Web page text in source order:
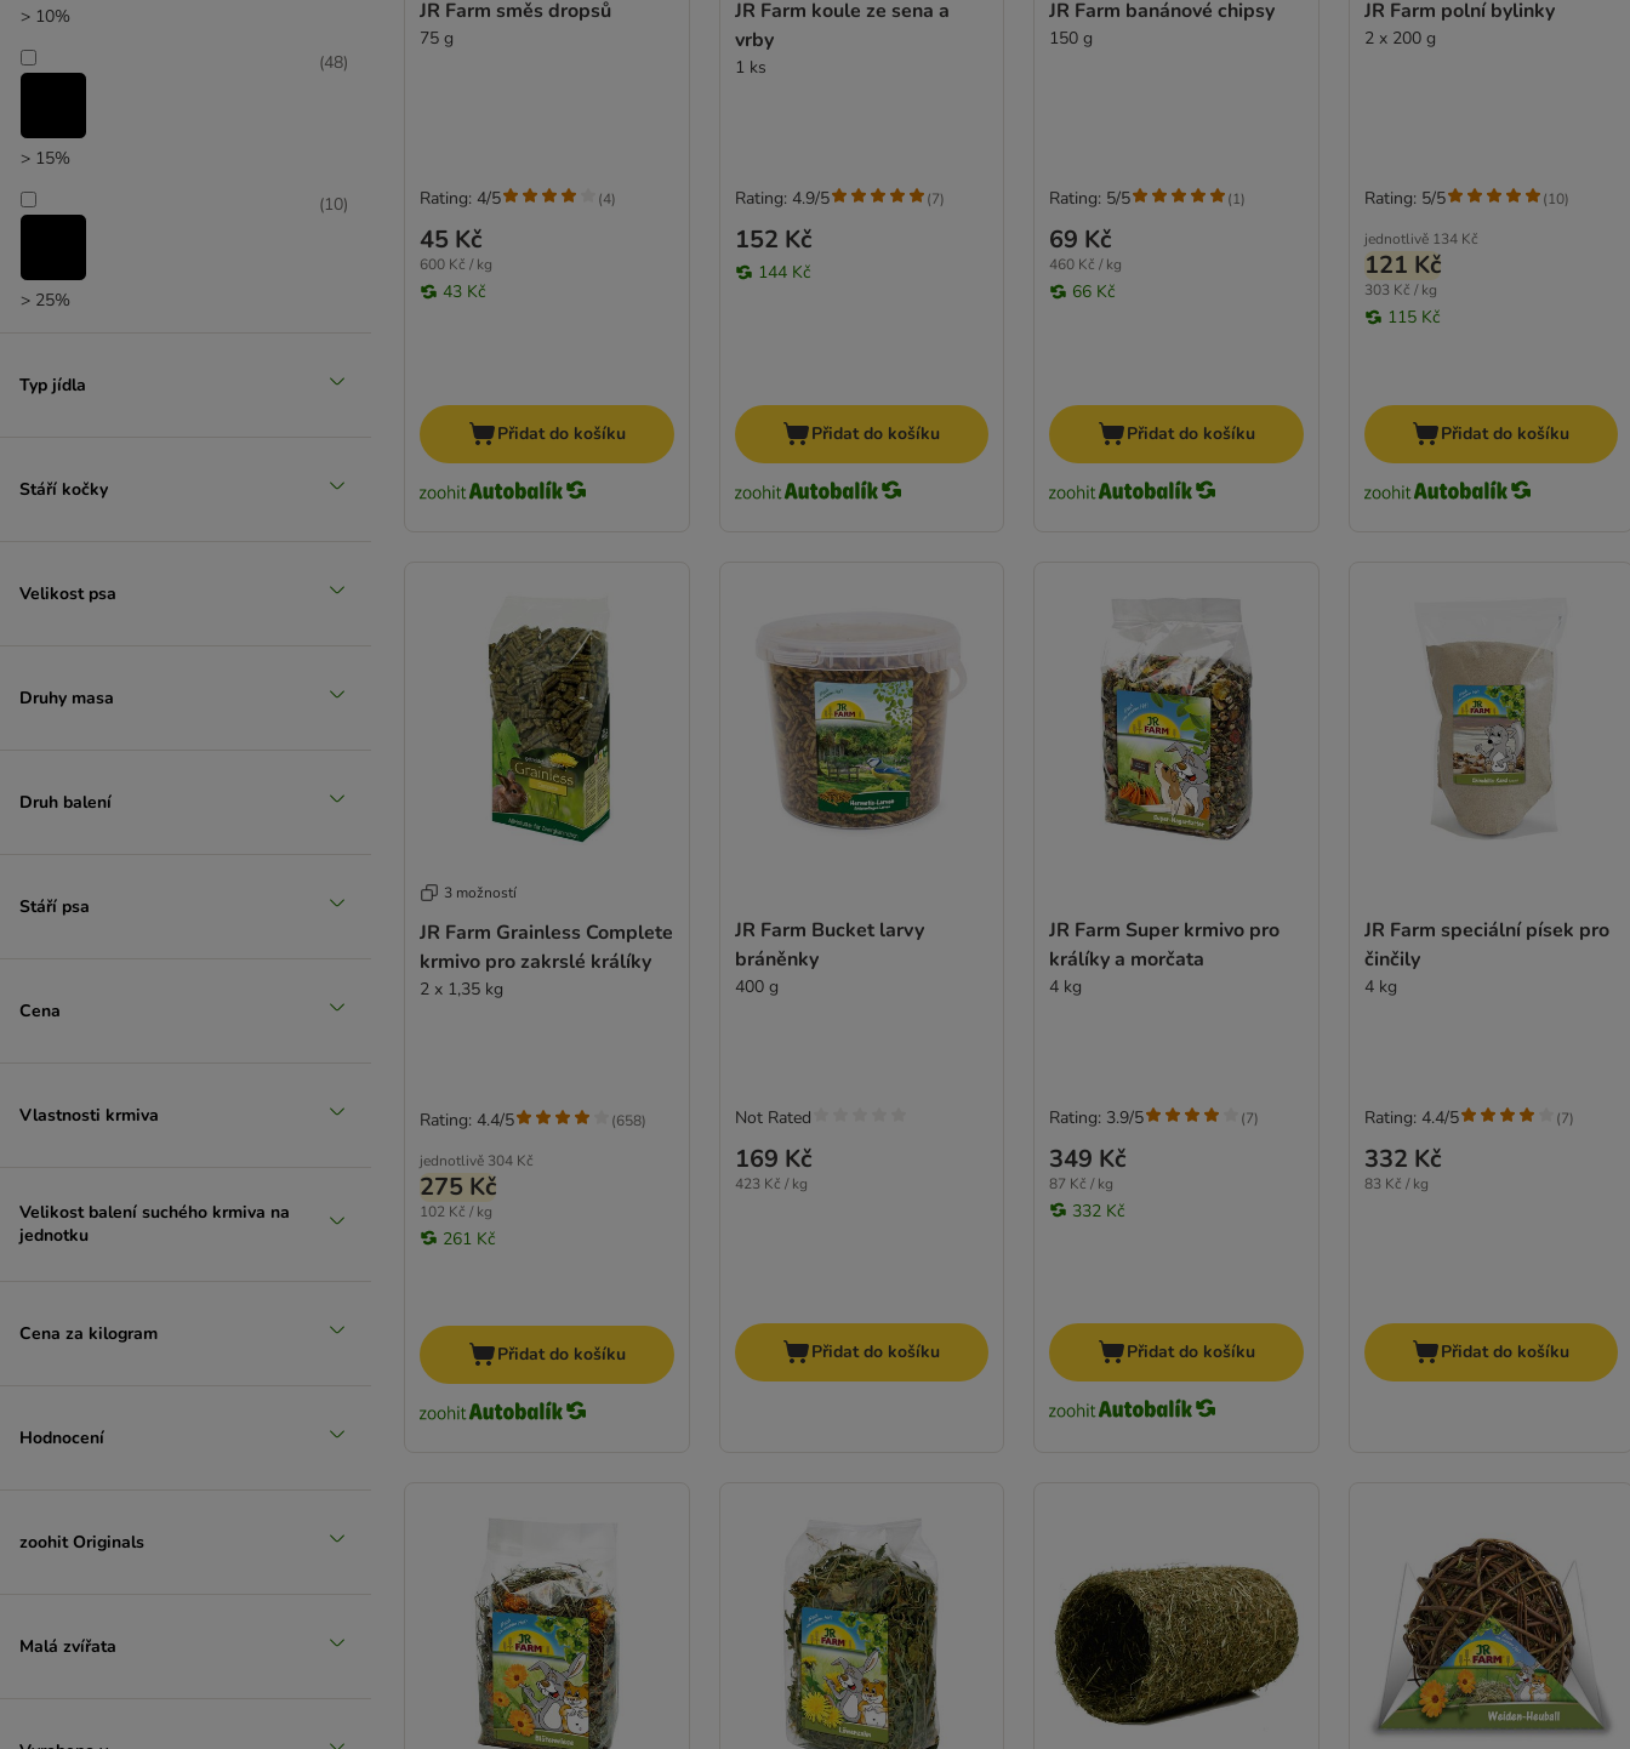
> 10%
> 15%
(48)
> 25%
(10)
Typ jídla
Stáří kočky
Velikost psa
Druhy masa
Druh balení
Stáří psa
Cena
Vlastnosti krmiva
Velikost balení suchého krmiva na
jednotku
Cena za kilogram
Hodnocení
zoohit Originals
Malá zvířata
JR Farm směs dropsů
75 g
45 Kč
600 Kč / kg
43 Kč
Rating: 4/5 (4)
Přidat do košíku
JR Farm koule ze sena a
vrby
1 ks
152 Kč
144 Kč
Rating: 4.9/5 (7)
Přidat do košíku
JR Farm banánové chipsy
150 g
69 Kč
460 Kč / kg
66 Kč
Rating: 5/5 (1)
Přidat do košíku
JR Farm polní bylinky
2 x 200 g
jednotlivě 134 Kč
121 Kč
303 Kč / kg
115 Kč
Rating: 5/5 (10)
Přidat do košíku
3 možností
JR Farm Grainless Complete
krmivo pro zakrslé králíky
2 x 1,35 kg
jednotlivě 304 Kč
275 Kč
102 Kč / kg
261 Kč
Rating: 4.4/5 (658)
Přidat do košíku
JR Farm Bucket larvy
bráněnky
400 g
169 Kč
423 Kč / kg
Not Rated
Přidat do košíku
JR Farm Super krmivo pro
králíky a morčata
4 kg
349 Kč
87 Kč / kg
332 Kč
Rating: 3.9/5 (7)
Přidat do košíku
JR Farm speciální písek pro
činčily
4 kg
332 Kč
83 Kč / kg
Rating: 4.4/5 (7)
Přidat do košíku